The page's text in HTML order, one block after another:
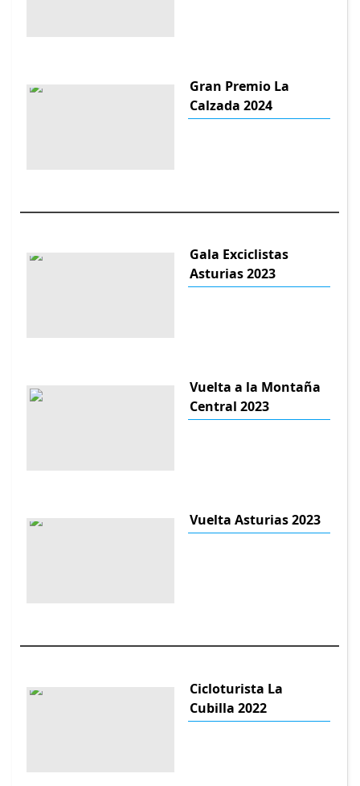
Gran Premio La
Calzada 2024
Gala Exciclistas
Asturias 2023
Vuelta a la Montaña
Central 2023
Vuelta Asturias 2023
Cicloturista La
Cubilla 2022